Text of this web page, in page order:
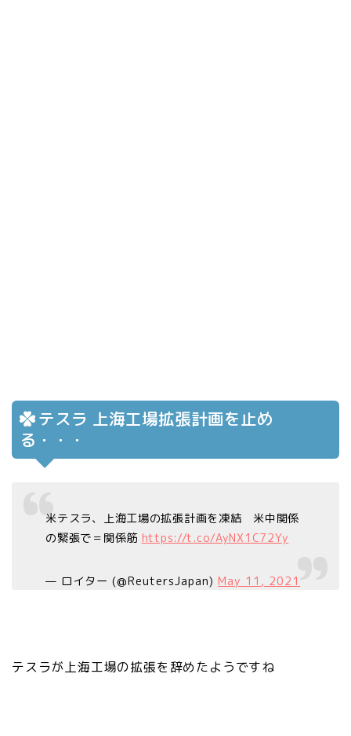
テスラ 上海工場拡張計画を止め
る・・・
米テスラ、上海工場の拡張計画を凍結 米中関係
の緊張で＝関係筋 https://t.co/AyNX1C72Yy
— ロイター (@ReutersJapan) May 11, 2021
テスラが上海工場の拡張を辞めたようですね